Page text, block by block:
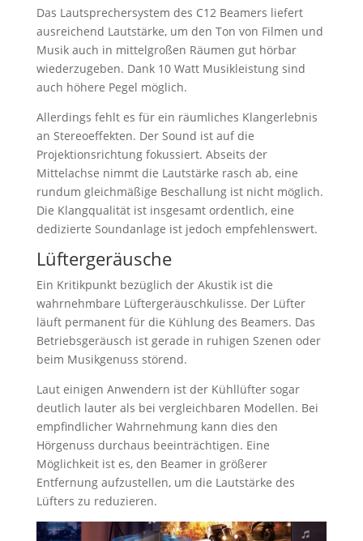
Das Lautsprechersystem des C12 Beamers liefert
ausreichend Lautstärke, um den Ton von Filmen und
Musik auch in mittelgroßen Räumen gut hörbar
wiederzugeben. Dank 10 Watt Musikleistung sind
auch höhere Pegel möglich.
Allerdings fehlt es für ein räumliches Klangerlebnis
an Stereoeffekten. Der Sound ist auf die
Projektionsrichtung fokussiert. Abseits der
Mittelachse nimmt die Lautstärke rasch ab, eine
rundum gleichmäßige Beschallung ist nicht möglich.
Die Klangqualität ist insgesamt ordentlich, eine
dedizierte Soundanlage ist jedoch empfehlenswert.
Lüftergeräusche
Ein Kritikpunkt bezüglich der Akustik ist die
wahrnehmbare Lüftergeräuschkulisse. Der Lüfter
läuft permanent für die Kühlung des Beamers. Das
Betriebsgeräusch ist gerade in ruhigen Szenen oder
beim Musikgenuss störend.
Laut einigen Anwendern ist der Kühllüfter sogar
deutlich lauter als bei vergleichbaren Modellen. Bei
empfindlicher Wahrnehmung kann dies den
Hörgenuss durchaus beeinträchtigen. Eine
Möglichkeit ist es, den Beamer in größerer
Entfernung aufzustellen, um die Lautstärke des
Lüfters zu reduzieren.